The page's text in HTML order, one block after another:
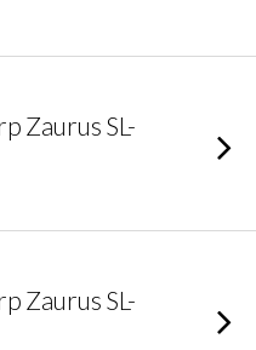
Zaurus SL-
Zaurus SL-